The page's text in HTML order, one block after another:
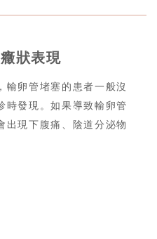
狀表現
輸卵管堵塞的患者一般沒
時發現。如果導致輸卵管
出現下腹痛、陰道分泌物